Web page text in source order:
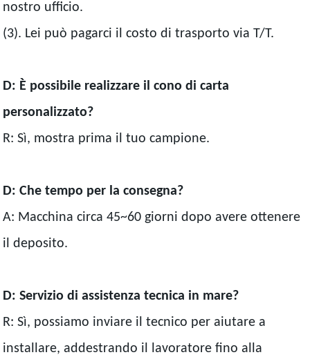
nostro ufficio.
(3). Lei può pagarci il costo di trasporto via T/T.
D: È possibile realizzare il cono di carta
personalizzato?
R: Sì, mostra prima il tuo campione.
D: Che tempo per la consegna?
A: Macchina circa 45~60 giorni dopo avere ottenere
il deposito.
D: Servizio di assistenza tecnica in mare?
R: Sì, possiamo inviare il tecnico per aiutare a
installare, addestrando il lavoratore fino alla